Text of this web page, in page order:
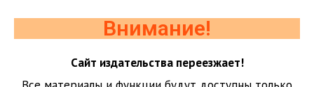
Внимание!
Сайт издательства переезжает!